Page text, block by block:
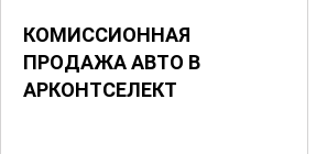
КОМИССИОННАЯ
ПРОДАЖА АВТО В
АРКОНТСЕЛЕКТ